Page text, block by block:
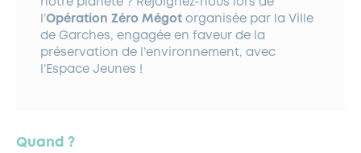
l’Opération Zéro Mégot organisée par la Ville
de Garches, engagée en faveur de la
préservation de l’environnement, avec
l’Espace Jeunes !
Quand ?